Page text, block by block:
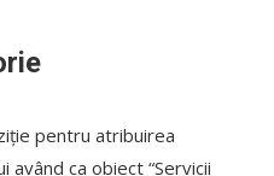
pentru atribuirea
având ca obiect “Servicii